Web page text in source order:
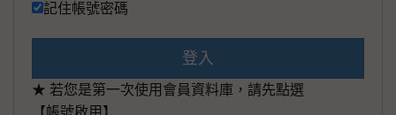
記住帳號密碼
登入
★ 若您是第一次使用會員資料庫，請先點選